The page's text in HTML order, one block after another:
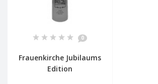
0
Frauenkirche Jubilaums
Edition